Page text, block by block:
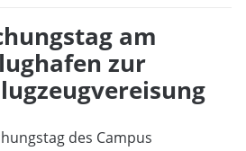
am
zur
des Campus